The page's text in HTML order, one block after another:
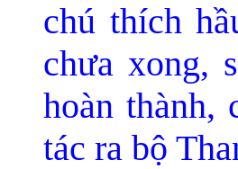
chú thích
chưa xong,
hoàn thành,
tác ra bộ